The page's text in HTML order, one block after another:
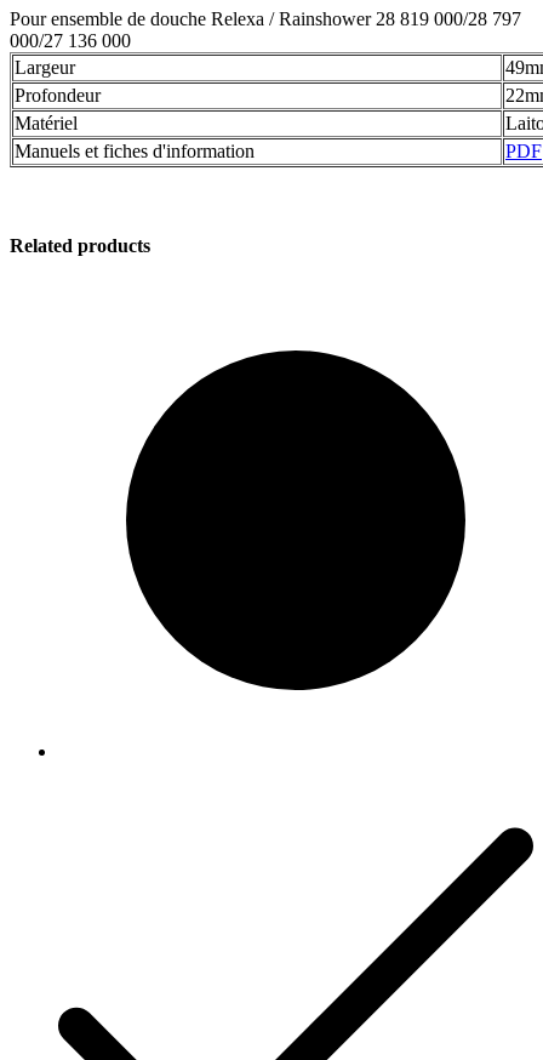
Pour ensemble de douche Relexa / Rainshower 28 819 000/28 797
000/27 136 000
Largeur
Profondeur
Matériel
Manuels et fiches d'information
PDF
Related products